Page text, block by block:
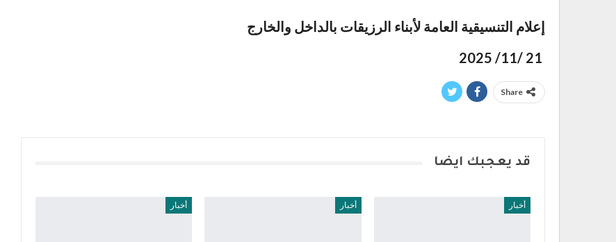
إعلام التنسيقية العامة لأبناء الرزيقات بالداخل والخارج
Share
قد يعجبك ايضا
أخبار أخبار أخبار